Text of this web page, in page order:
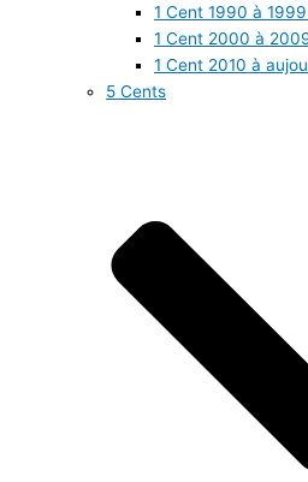
1 Cent 1990 à
1 Cent 2000 à
1 Cent 2010 à
5 Cents